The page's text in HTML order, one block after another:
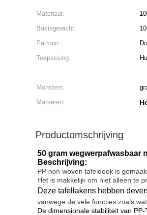
Materiaal:
Basisgewicht:
Patroon:
Toepassing:
Monsters:
Markeren:
Productomschrijving
50 gram wegwerpafwasbaar
Beschrijving:
PP non-woven tafeldoek is
Het is makkelijk om niet alleen te
Deze tafellakens hebben de
vanwege de vele functies zoals
De dimensionale stabiliteit van